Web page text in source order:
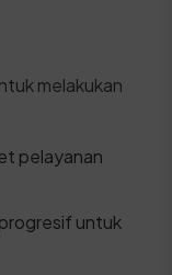
melakukan
pelayanan
untuk